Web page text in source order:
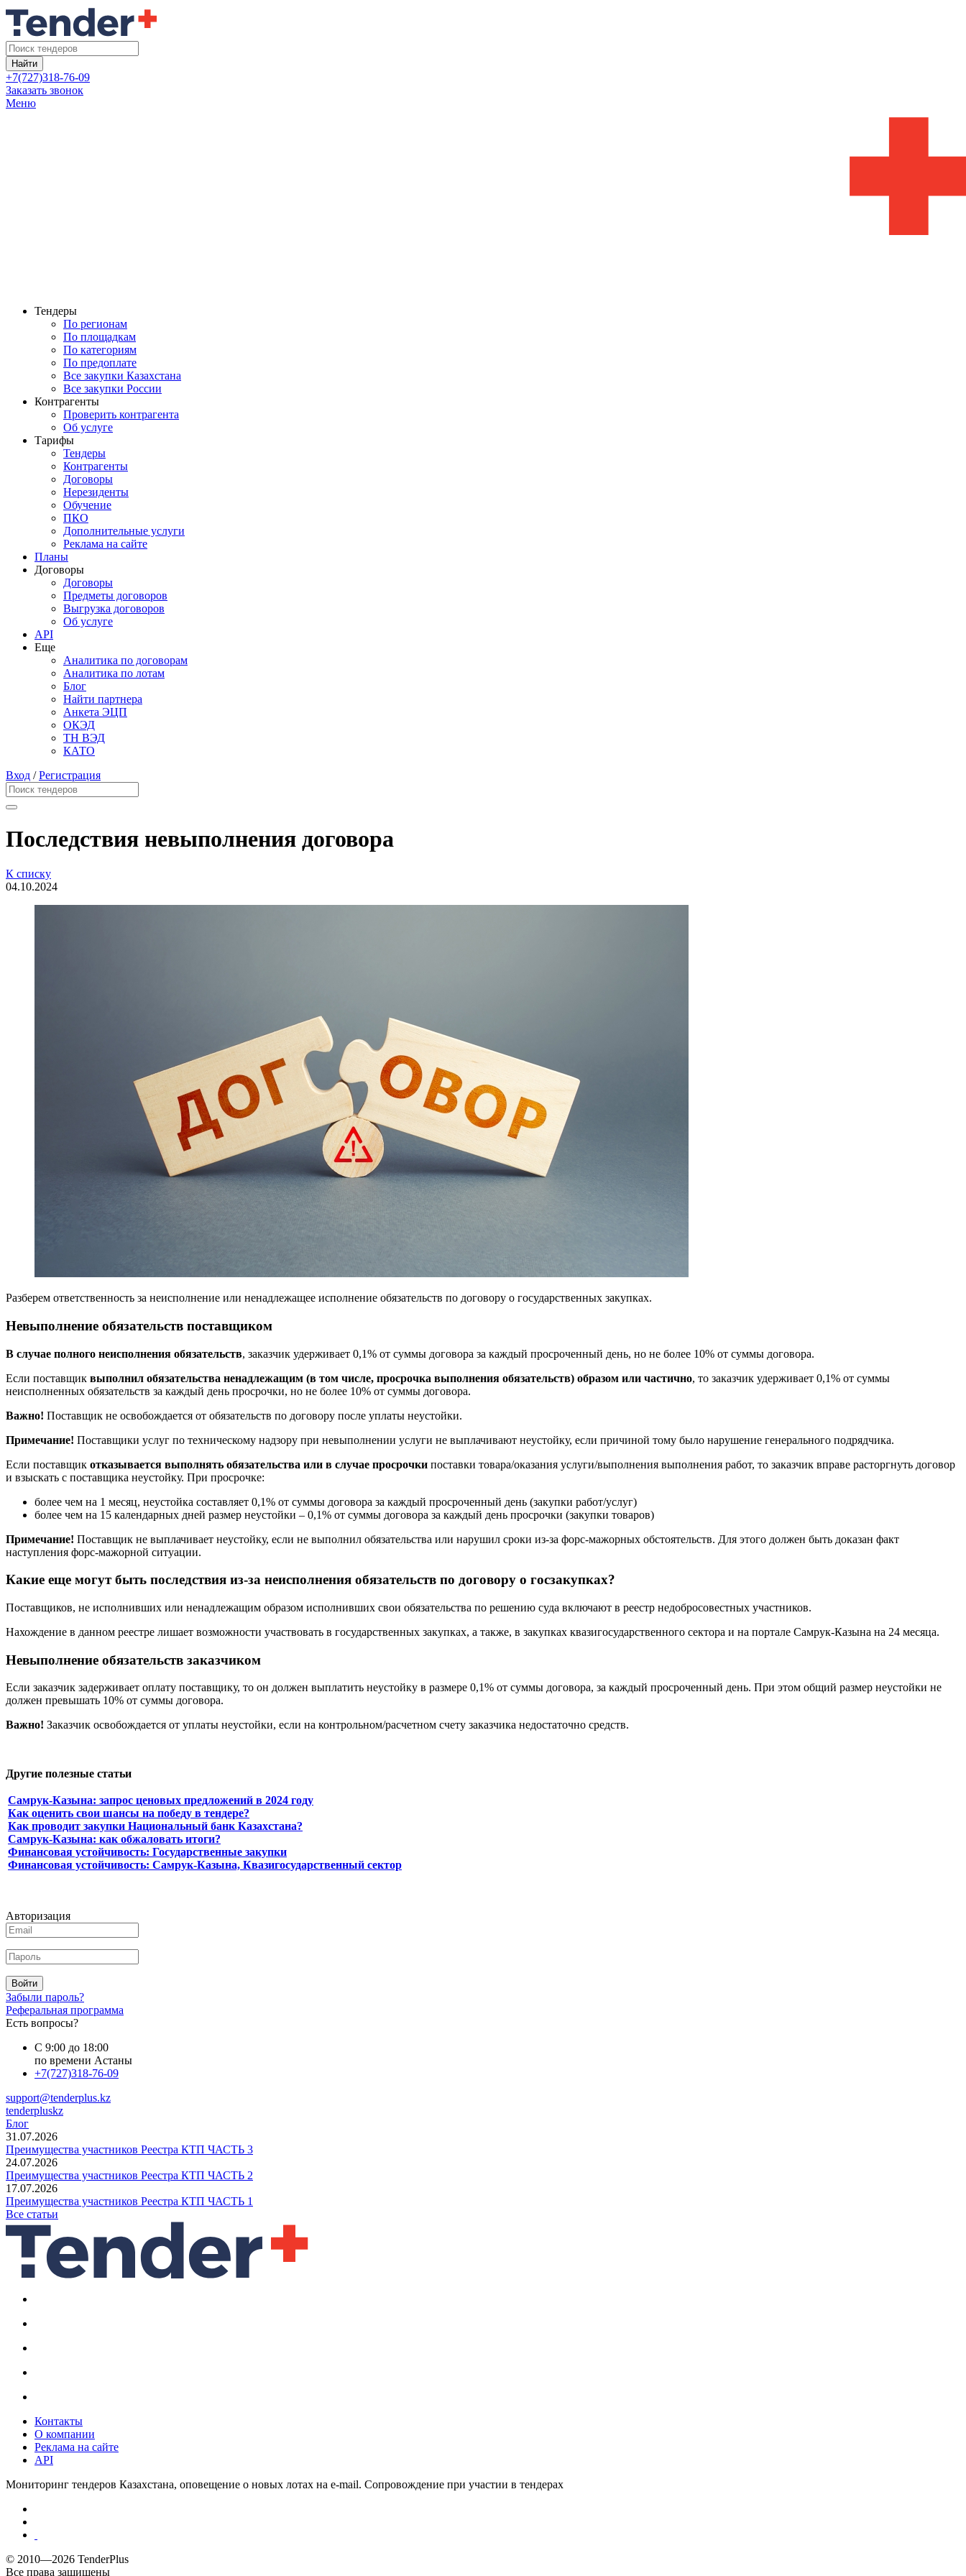
Найти
+7(727)318-76-09
Заказать звонок
Меню
Тендеры
По регионам
По площадкам
По категориям
По предоплате
Все закупки Казахстана
Все закупки России
Контрагенты
Проверить контрагента
Об услуге
Тарифы
Тендеры
Контрагенты
Договоры
Нерезиденты
Обучение
ПКО
Дополнительные услуги
Реклама на сайте
Планы
Договоры
Договоры
Предметы договоров
Выгрузка договоров
Об услуге
API
Еще
Аналитика по договорам
Аналитика по лотам
Блог
Найти партнера
Анкета ЭЦП
ОКЭД
ТН ВЭД
КАТО
Вход /Регистрация
Последствия невыполнения договора
К списку
04.10.2024
Разберем ответственность за неисполнение или ненадлежащее исполнение обязательств по договору о государственных закупках.
Невыполнение обязательств поставщиком
В случае полного неисполнения обязательств, заказчик удерживает 0,1% от суммы договора за каждый просроченный день, но не более 10% от суммы договора.
Если поставщик выполнил обязательства ненадлежащим (в том числе, просрочка выполнения обязательств) образом или частично, то заказчик удерживает 0,1% от суммы
неисполненных обязательств за каждый день просрочки, но не более 10% от суммы договора.
Важно! Поставщик не освобождается от обязательств по договору после уплаты неустойки.
Примечание! Поставщики услуг по техническому надзору при невыполнении услуги не выплачивают неустойку, если причиной тому было нарушение генерального подрядчика.
Если поставщик отказывается выполнять обязательства или в случае просрочки поставки товара/оказания услуги/выполнения выполнения работ, то заказчик вправе расторгнуть договор
и взыскать с поставщика неустойку. При просрочке:
более чем на 1 месяц, неустойка составляет 0,1% от суммы договора за каждый просроченный день (закупки работ/услуг)
более чем на 15 календарных дней размер неустойки – 0,1% от суммы договора за каждый день просрочки (закупки товаров)
Примечание! Поставщик не выплачивает неустойку, если не выполнил обязательства или нарушил сроки из-за форс-мажорных обстоятельств. Для этого должен быть доказан факт
наступления форс-мажорной ситуации.
Какие еще могут быть последствия из-за неисполнения обязательств по договору о госзакупках?
Поставщиков, не исполнивших или ненадлежащим образом исполнивших свои обязательства по решению суда включают в реестр недобросовестных участников.
Нахождение в данном реестре лишает возможности участвовать в государственных закупках, а также, в закупках квазигосударственного сектора и на портале Самрук-Казына на 24 месяца.
Невыполнение обязательств заказчиком
Если заказчик задерживает оплату поставщику, то он должен выплатить неустойку в размере 0,1% от суммы договора, за каждый просроченный день. При этом общий размер неустойки не
должен превышать 10% от суммы договора.
Важно! Заказчик освобождается от уплаты неустойки, если на контрольном/расчетном счету заказчика недостаточно средств.
Другие полезные статьи
Самрук-Казына: запрос ценовых предложений в 2024 году
Как оценить свои шансы на победу в тендере?
Как проводит закупки Национальный банк Казахстана?
Самрук-Казына: как обжаловать итоги?
Финансовая устойчивость: Государственные закупки
Финансовая устойчивость: Самрук-Казына, Квазигосударственный сектор
Авторизация
Войти
Забыли пароль?
Реферальная программа
Есть вопросы?
С 9:00 до 18:00
по времени Астаны
+7(727)318-76-09
support@tenderplus.kz
tenderpluskz
Блог
31.07.2026
Преимущества участников Реестра КТП ЧАСТЬ 3
24.07.2026
Преимущества участников Реестра КТП ЧАСТЬ 2
17.07.2026
Преимущества участников Реестра КТП ЧАСТЬ 1
Все статьи
Контакты
О компании
Реклама на сайте
API
Мониторинг тендеров Казахстана, оповещение о новых лотах на e-mail. Сопровождение при участии в тендерах
© 2010—2026 TenderPlus
Все права защищены